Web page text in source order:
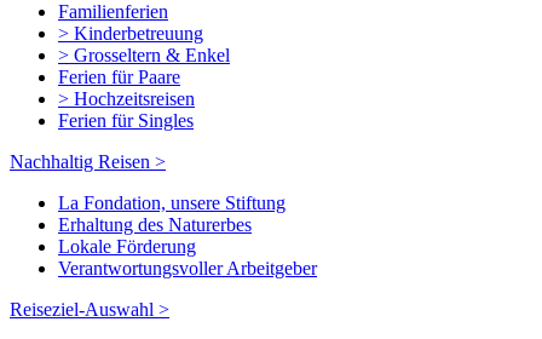
Familienferien
> Kinderbetreuung
> Grosseltern & Enkel
Ferien für Paare
> Hochzeitsreisen
Ferien für Singles
Nachhaltig Reisen >
La Fondation, unsere Stiftung
Erhaltung des Naturerbes
Lokale Förderung
Verantwortungsvoller Arbeitgeber
Reiseziel-Auswahl >